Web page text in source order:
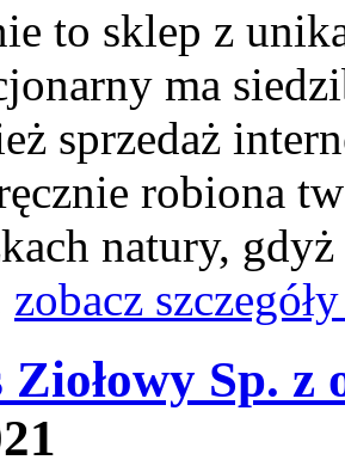
to sklep z
ma
sprzedaż
robiona
natury,
zobacz
Sp. z